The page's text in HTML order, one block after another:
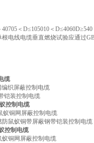
＜D≤105010＜D≤4060D≥540
电线电缆垂直燃烧试验应通过
缆
织屏蔽控制电缆
铠装控制电缆
控制电缆
蚁铜网屏蔽控制电缆
鼠蚁铜带屏蔽钢带铠装控制电缆
控制电缆
蚁铜网屏蔽控制电缆